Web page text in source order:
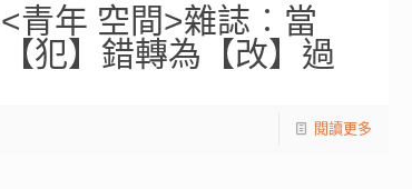
<青年 空間>雜誌︰當
【犯】錯轉為【改】過
閱讀更多